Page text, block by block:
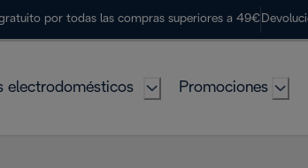
por todas las compras superiores a 49€
electrodomésticos Promociones